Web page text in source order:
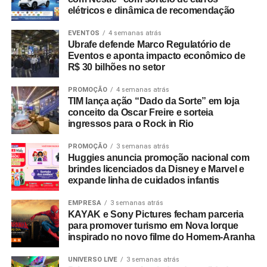
empresas de educação mais disruptivas atualmente no
moçada que veio para “quebrar tudo”, tanto no Vale
quanto no Brasil. Por aqui é costume fazermos esses
encontros nos cafés. Após vários goles da minha bebida
atividades, fico sabendo que eles logo estarão na mídia
no Brasil. Já me deixou muito feliz!
Na sequência, passada rápida ao supermercado para
comprar algumas coisas que estão faltando, um pulo na
Universidade de Stanford e depois almoço com duas
grandes figuras do Vale. Laura, que é uma das líderes
da Bay Area, e Sherry, advogada que atuava em Davos e
prefeita de uma das cidades mais charmosas da região.
Na pauta de nossa conversa, a abertura da Europa para
as nossas próximas viagens de estudo. Nós fazemos
elétricos e dinâmica de recomendação
EVENTOS 4 semanas atrás
Ubrafe defende Marco Regulatório de
Eventos e aponta impacto econômico de
R$ 30 bilhões no setor
PROMOÇÃO 4 semanas atrás
TIM lança ação “Dado da Sorte” em loja
conceito da Oscar Freire e sorteia
ingressos para o Rock in Rio
PROMOÇÃO 3 semanas atrás
Huggies anuncia promoção nacional com
brindes licenciados da Disney e Marvel e
expande linha de cuidados infantis
EMPRESA 3 semanas atrás
KAYAK e Sony Pictures fecham parceria
para promover turismo em Nova Iorque
inspirado no novo filme do Homem-Aranha
UNIVERSO LIVE 3 semanas atrás